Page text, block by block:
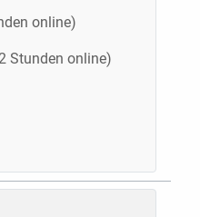
online)
Stunden online)